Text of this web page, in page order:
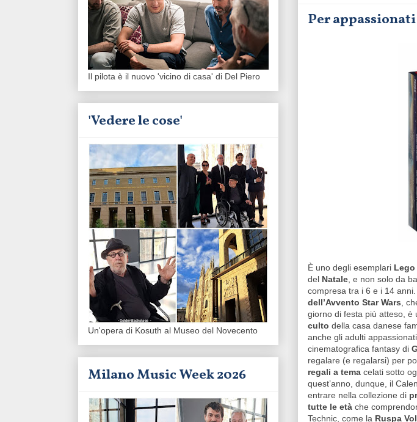
Per
È uno degli esemplari Lego
del Natale, e non solo da
compresa tra i 6 e i 14
dell’Avvento Star Wars,
giorno di festa più atteso, è
culto della casa danese
anche gli adulti
cinematografica fantasy di
regalare (e regalarsi) per
regali a tema celati sotto
quest’anno, dunque, il
entrare nella collezione di
tutte le età che
Technic, come la Ruspa
Il pilota è il nuovo 'vicino di casa' di Del Piero
'Vedere le cose'
Un'opera di Kosuth al Museo del Novecento
Milano Music Week 2026